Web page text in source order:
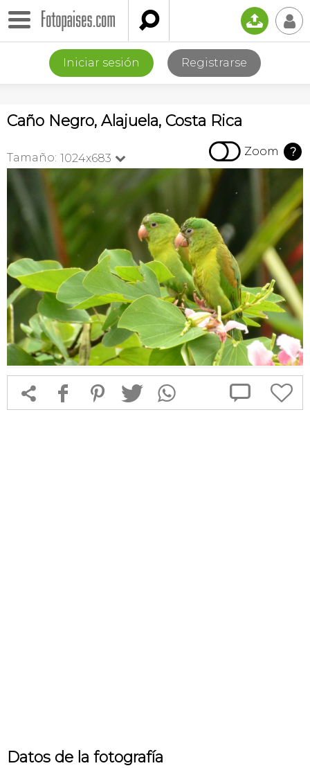
 📤 👤
Iniciar sesión Registrarse
Caño Negro, Alajuela, Costa Rica
Tamaño: 1024x683   Zoom ?
 f 1 T  
Datos de la fotografía